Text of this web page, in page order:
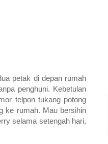
petak di depan rumah
penghuni. Kebetulan
telpon tukang potong
ke rumah. Mau bersihin
selama setengah hari,